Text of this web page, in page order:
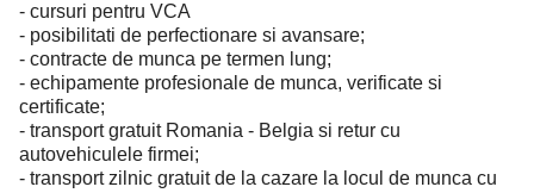
- cursuri pentru VCA
- posibilitati de perfectionare si avansare;
- contracte de munca pe termen lung;
- echipamente profesionale de munca, verificate si
certificate;
- transport gratuit Romania - Belgia si retur cu
autovehiculele firmei;
- transport zilnic gratuit de la cazare la locul de munca cu